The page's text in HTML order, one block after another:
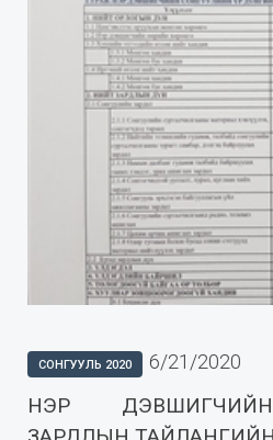
СОНГУУЛЬ 2020 6/21/2020
НЭР